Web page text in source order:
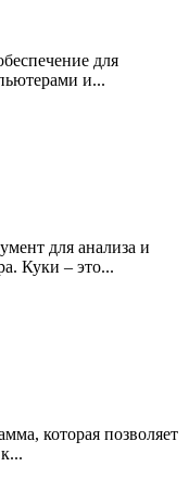
для
и...
для анализа и
Куки – это...
которая позволяет